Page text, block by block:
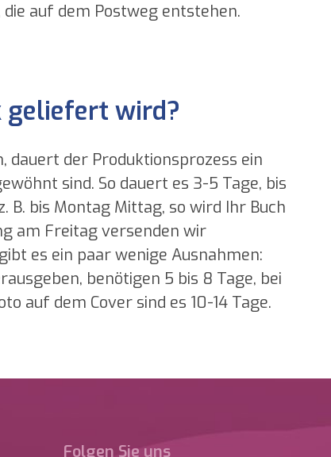
auf dem Postweg entstehen.
geliefert wird?
dauert der Produktionsprozess ein
sind. So dauert es 3-5 Tage, bis
bis Montag Mittag, so wird Ihr Buch
am Freitag versenden wir
es ein paar wenige Ausnahmen:
benötigen 5 bis 8 Tage, bei
auf dem Cover sind es 10-14 Tage.
Folgen Sie uns